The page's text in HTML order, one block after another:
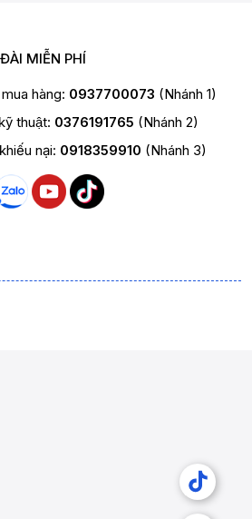
MIỄN PHÍ
hàng: 0937700073 (Nhánh 1)
thuật: 0376191765 (Nhánh 2)
nại: 0918359910 (Nhánh 3)